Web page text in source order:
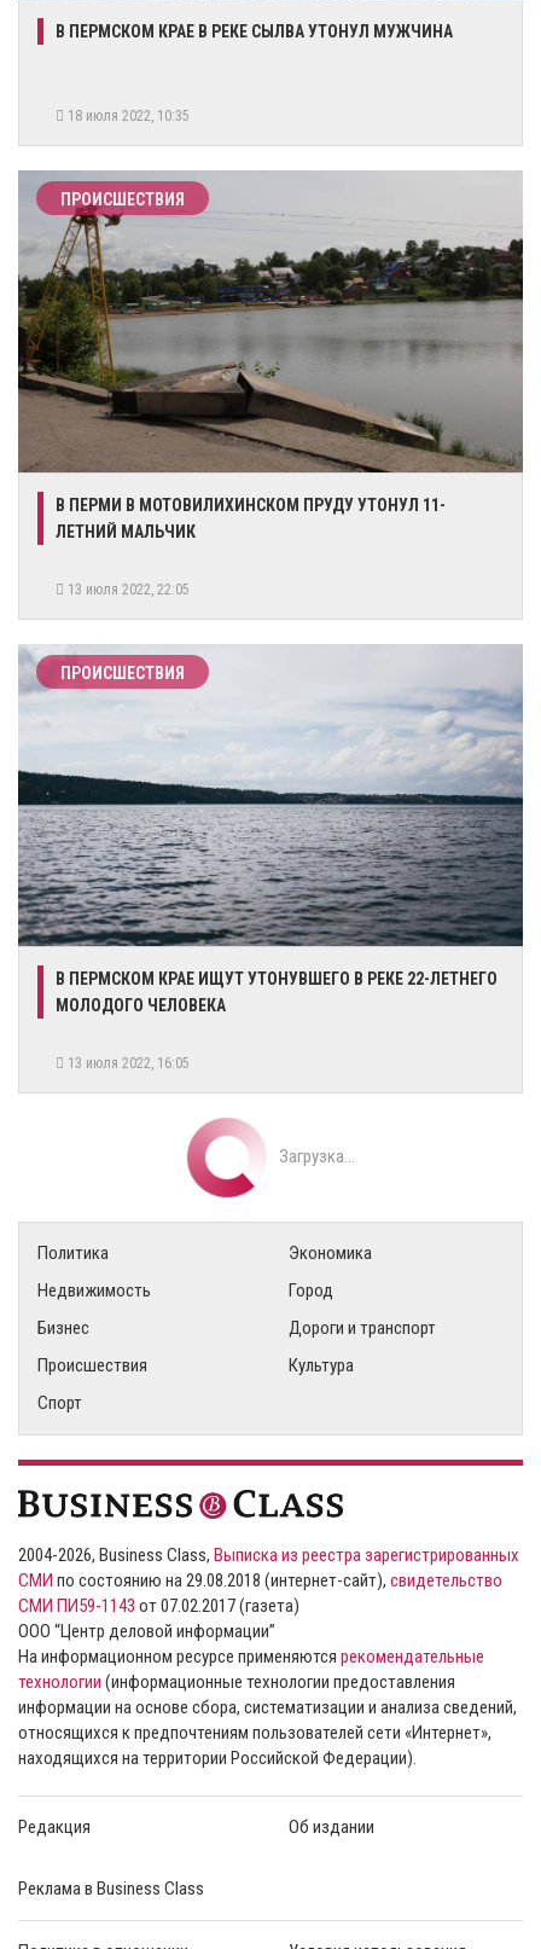
​В ПЕРМСКОМ КРАЕ В РЕКЕ СЫЛВА УТОНУЛ МУЖЧИНА
18 июля 2022, 10:35
ПРОИСШЕСТВИЯ
​В ПЕРМИ В МОТОВИЛИХИНСКОМ ПРУДУ УТОНУЛ 11-
ЛЕТНИЙ МАЛЬЧИК
13 июля 2022, 22:05
ПРОИСШЕСТВИЯ
​В ПЕРМСКОМ КРАЕ ИЩУТ УТОНУВШЕГО В РЕКЕ 22-ЛЕТНЕГО
МОЛОДОГО ЧЕЛОВЕКА
13 июля 2022, 16:05
Загрузка...
Политика
Экономика
Недвижимость
Город
Бизнес
Дороги и транспорт
Происшествия
Культура
Спорт
2004-2026, Business Class, Выписка из реестра зарегистрированных
СМИ по состоянию на 29.08.2018 (интернет-сайт), свидетельство
СМИ ПИ59-1143 от 07.02.2017 (газета)
ООО “Центр деловой информации”
На информационном ресурсе применяются рекомендательные
технологии (информационные технологии предоставления
информации на основе сбора, систематизации и анализа сведений,
относящихся к предпочтениям пользователей сети «Интернет»,
находящихся на территории Российской Федерации).
Редакция Об издании
Реклама в Business Class